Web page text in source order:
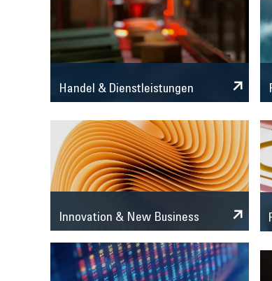
Handel & Dienstleistungen
Innovation & New Business